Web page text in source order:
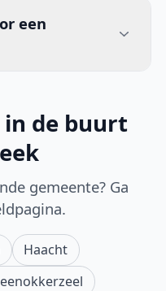
een
in de buurt
gemeente? Ga
Haacht